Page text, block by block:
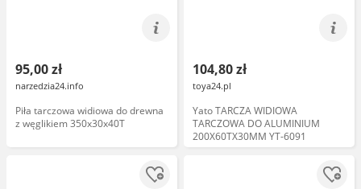
95,00 zł
narzedzia24.info
Piła tarczowa widiowa do drewna
z węglikiem 350x30x40T
104,80 zł
toya24.pl
Yato TARCZA WIDIOWA
TARCZOWA DO ALUMINIUM
200X60TX30MM YT-6091